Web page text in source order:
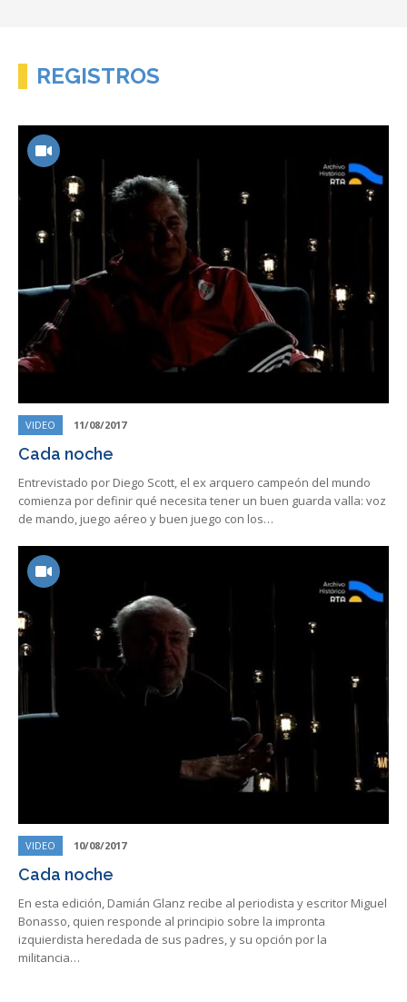
REGISTROS
VIDEO 11/08/2017
Cada noche
Entrevistado por Diego Scott, el ex arquero campeón del mundo
comienza por definir qué necesita tener un buen guarda valla: voz
de mando, juego aéreo y buen juego con los…
VIDEO 10/08/2017
Cada noche
En esta edición, Damián Glanz recibe al periodista y escritor Miguel
Bonasso, quien responde al principio sobre la impronta
izquierdista heredada de sus padres, y su opción por la
militancia…